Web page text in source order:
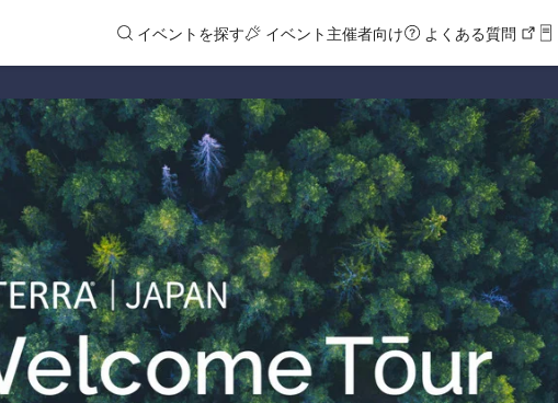
イベントを探す イベント主催者向け よくある質問